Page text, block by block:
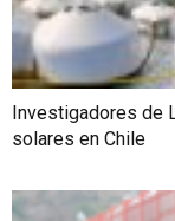
Investigadores de
solares en Chile